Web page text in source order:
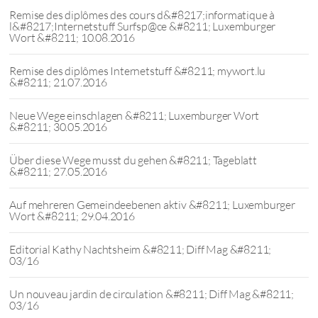
Remise des diplômes des cours d&#8217;informatique à
l&#8217;Internetstuff Surfsp@ce &#8211; Luxemburger
Wort &#8211; 10.08.2016
Remise des diplômes Internetstuff &#8211; mywort.lu
&#8211; 21.07.2016
Neue Wege einschlagen &#8211; Luxemburger Wort
&#8211; 30.05.2016
Über diese Wege musst du gehen &#8211; Tageblatt
&#8211; 27.05.2016
Auf mehreren Gemeindeebenen aktiv &#8211; Luxemburger
Wort &#8211; 29.04.2016
Editorial Kathy Nachtsheim &#8211; Diff Mag &#8211;
03/16
Un nouveau jardin de circulation &#8211; Diff Mag &#8211;
03/16